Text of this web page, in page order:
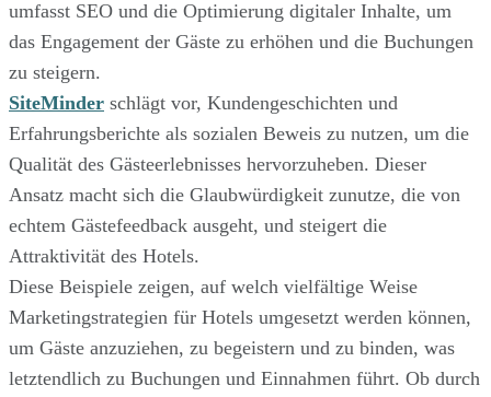
umfasst SEO und die Optimierung digitaler Inhalte, um
das Engagement der Gäste zu erhöhen und die Buchungen
zu steigern.
SiteMinder schlägt vor, Kundengeschichten und
Erfahrungsberichte als sozialen Beweis zu nutzen, um die
Qualität des Gästeerlebnisses hervorzuheben. Dieser
Ansatz macht sich die Glaubwürdigkeit zunutze, die von
echtem Gästefeedback ausgeht, und steigert die
Attraktivität des Hotels.
Diese Beispiele zeigen, auf welch vielfältige Weise
Marketingstrategien für Hotels umgesetzt werden können,
um Gäste anzuziehen, zu begeistern und zu binden, was
letztendlich zu Buchungen und Einnahmen führt. Ob durch